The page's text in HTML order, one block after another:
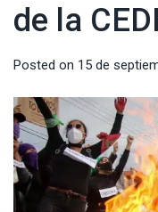
de la
Posted on 15 de